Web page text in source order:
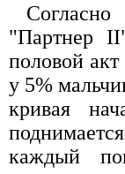
"Партнер
половой
у 5%
кривая
каждый